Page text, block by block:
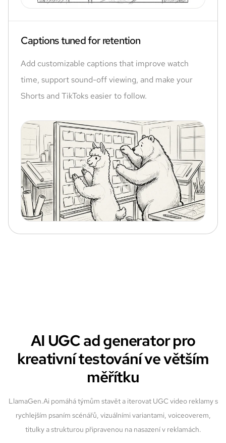
Captions tuned for retention
Add customizable captions that improve watch
time, support sound-off viewing, and make your
Shorts and TikToks easier to follow.
AI UGC ad generator pro
kreativní testování ve větším
měřítku
LlamaGen.Ai pomáhá týmům stavět a iterovat UGC video reklamy s
rychlejším psaním scénářů, vizuálními variantami, voiceoverem,
titulky a strukturou připravenou na nasazení v reklamách.